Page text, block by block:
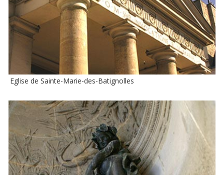
Eglise de Sainte-Marie-des-Batignolles